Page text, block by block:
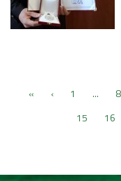
« ‹ 1 ... 8
15
16